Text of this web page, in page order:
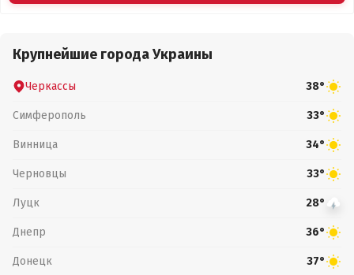
Крупнейшие города Украины
Черкассы 38°
Симферополь 33°
Винница 34°
Черновцы 33°
Луцк 28°
Днепр 36°
Донецк 37°